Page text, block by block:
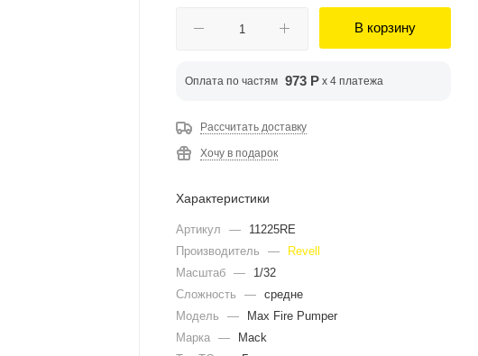
В корзину
Оплата по частям 973 Р x 4 платежа
Рассчитать доставку
Хочу в подарок
Характеристики
Артикул —
11225RE
Производитель
—
Revell
Масштаб —
1/32
Сложность
— средне
Модель
—
Max Fire Pumper
Марка —
Mack